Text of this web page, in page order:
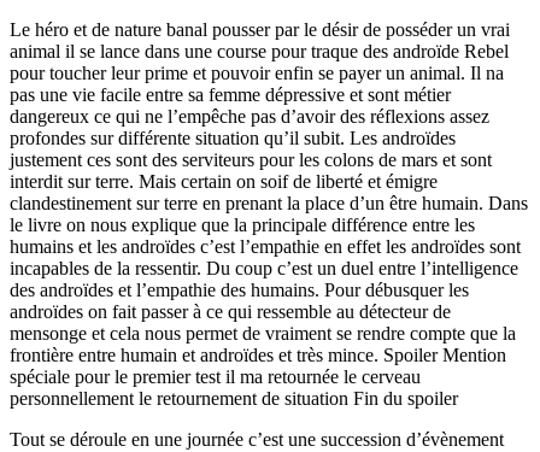
Le héro et de nature banal pousser par le désir de posséder un vrai
animal il se lance dans une course pour traque des androïde Rebel
pour toucher leur prime et pouvoir enfin se payer un animal. Il na
pas une vie facile entre sa femme dépressive et sont métier
dangereux ce qui ne l’empêche pas d’avoir des réflexions assez
profondes sur différente situation qu’il subit. Les androïdes
justement ces sont des serviteurs pour les colons de mars et sont
interdit sur terre. Mais certain on soif de liberté et émigre
clandestinement sur terre en prenant la place d’un être humain. Dans
le livre on nous explique que la principale différence entre les
humains et les androïdes c’est l’empathie en effet les androïdes sont
incapables de la ressentir. Du coup c’est un duel entre l’intelligence
des androïdes et l’empathie des humains. Pour débusquer les
androïdes on fait passer à ce qui ressemble au détecteur de
mensonge et cela nous permet de vraiment se rendre compte que la
frontière entre humain et androïdes et très mince. Spoiler Mention
spéciale pour le premier test il ma retournée le cerveau
personnellement le retournement de situation Fin du spoiler
Tout se déroule en une journée c’est une succession d’évènement